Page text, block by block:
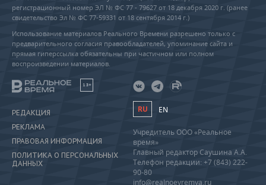
регистрационный номер ЭЛ № ФС 77 - 79627 от 18 декабря 2020 г. (ранее
свидетельство Эл № ФС 77-59331 от 18 сентября 2014 г.)
Использование материалов Реального Времени разрешено только с
предварительного согласия правообладателей, упоминание сайта и
прямая гиперссылка обязательны при частичном или полном
воспроизведении материалов.
18+
РЕДАКЦИЯ
РЕКЛАМА
ПРАВОВАЯ ИНФОРМАЦИЯ
ПОЛИТИКА О ПЕРСОНАЛЬНЫХ
ДАННЫХ
RU EN
Учредитель ООО «Реальное
время»
Главный редактор Саушина А.А.
Телефон редакции: +7 (843) 222-
90-80
info@realnoevremya.ru